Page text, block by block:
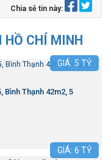
Chia sẻ tin này:
HỒ CHÍ MINH
GIÁ:5TỶ
Bình Thạnh 42m2, 5
GIÁ: 6 TỶ